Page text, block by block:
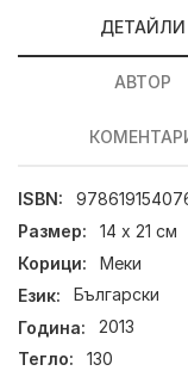
ДЕТАЙЛИ
АВТОР
ISBN:
Размер:
14 х 21 см
Корици:
Меки
Език:
Български
Година:
2013
Тегло:
130